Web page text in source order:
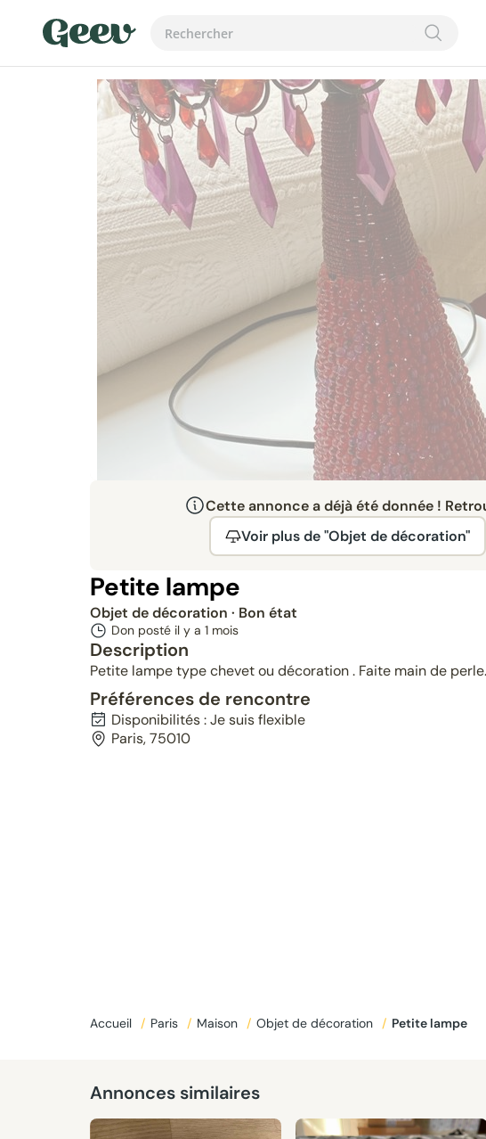
Cette annonce a déjà été donnée !
Voir plus de "Objet de décoration"
Petite lampe
Objet de décoration · Bon état
Don posté il y a 1 mois
Description
Petite lampe type chevet ou décoration . Faite main de
Préférences de rencontre
Disponibilités : Je suis flexible
Paris, 75010
Accueil / Paris / Maison / Objet de décoration / Petite lampe
Annonces similaires